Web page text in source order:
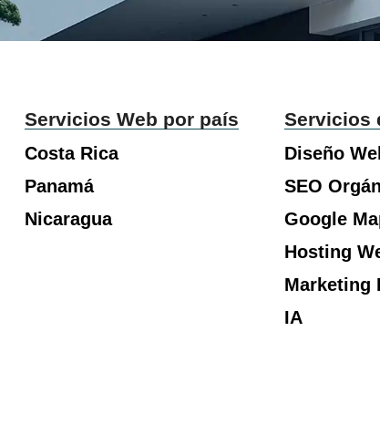
Servicios Web por país
Costa Rica
Panamá
Nicaragua
Servicios
Diseño
SEO
Google
Hosting
Marketing
IA